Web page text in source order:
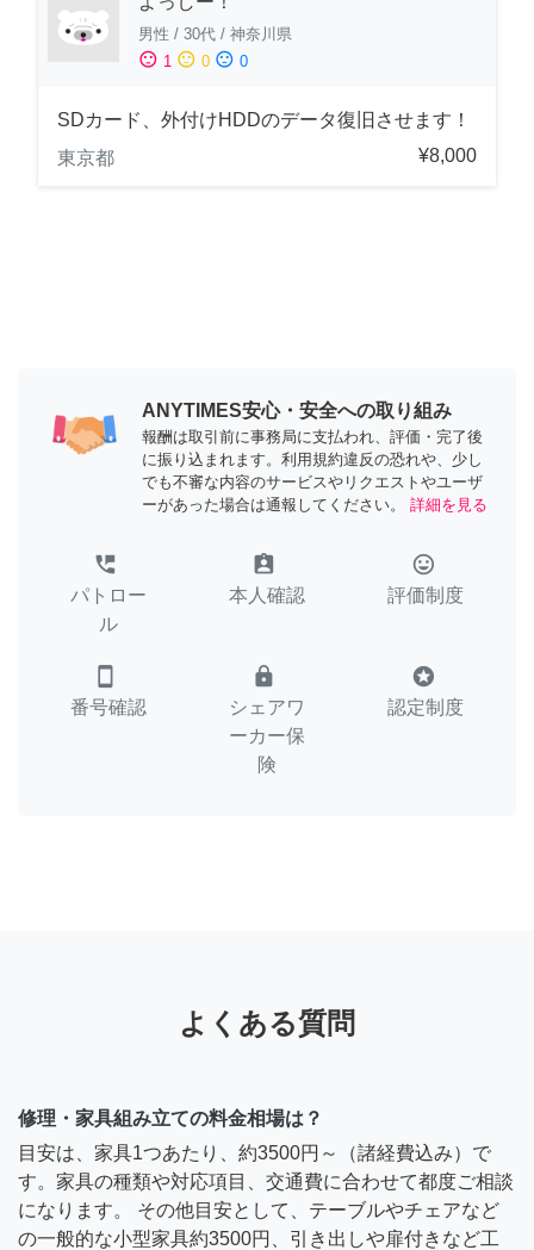
男性 / 30代 / 神奈川県
sentiment_satisfied 1 sentiment_neutral 0 sentiment_dissatisfied 0
SDカード、外付けHDDのデータ復旧させます！
東京都
¥8,000
ANYTIMES安心・安全への取り組み
報酬は取引前に事務局に支払われ、評価・完了後
に振り込まれます。利用規約違反の恐れや、少し
でも不審な内容のサービスやリクエストやユーザ
ーがあった場合は通報してください。
詳細を見る
perm_phone_msg
パトロー
ル
assignment_ind
本人確認
tag_faces
評価制度
smartphone
番号確認
lock
シェアワ
ーカー保
険
stars
認定制度
よくある質問
修理・家具組み立ての料金相場は？
目安は、家具1つあたり、約3500円～（諸経費込み）で
す。家具の種類や対応項目、交通費に合わせて都度ご相談
になります。 その他目安として、テーブルやチェアなど
の一般的な小型家具約3500円、引き出しや扉付きなど工